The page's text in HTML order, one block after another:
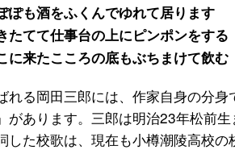
ぽも酒をふくんでゆれて居ります
たてて仕事台の上にピンポンをする
に来たこころの底もぶちまけて飲む
る岡田三郎には、作家自身の分
があります。三郎は明治23年松前
た校歌は、現在も小樽潮陵高校の